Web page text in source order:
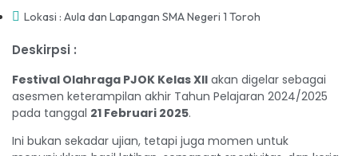
Lokasi : Aula dan Lapangan SMA Negeri 1 Toroh
Deskirpsi :
Festival Olahraga PJOK Kelas XII akan digelar sebagai
asesmen keterampilan akhir Tahun Pelajaran 2024/2025
pada tanggal 21 Februari 2025.
Ini bukan sekadar ujian, tetapi juga momen untuk